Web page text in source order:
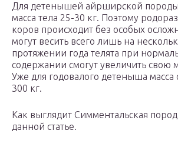
Для детенышей айрширской породы
масса тела 25-30 кг. Поэтому
коров происходит без особых
могут весить всего лишь на
протяжении года телята при
содержании смогут увеличить свою
Уже для годовалого детеныша масса
300 кг.
Как выглядит Симментальская
данной статье.